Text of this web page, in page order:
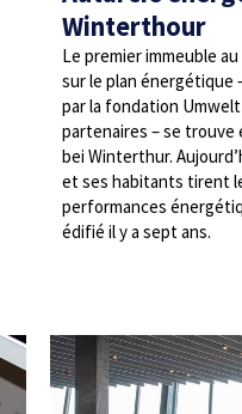
Winterthour
Le premier immeuble
sur le plan énergétique
par la fondation
partenaires – se trouve
bei Winterthur.
et ses habitants tirent
performances
édifié il y a sept ans.